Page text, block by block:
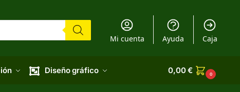
Mi cuenta Ayuda Caja
Diseño gráfico 0,00€ 0